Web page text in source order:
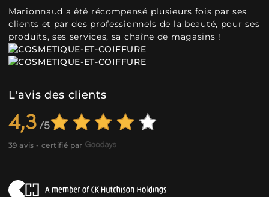
Marionnaud a été récompensé plusieurs fois par ses
clients et par des professionnels de la beauté, pour ses
produits, ses services, sa chaîne de magasins !
L'avis des clients
4,3
39 avis - certifié par